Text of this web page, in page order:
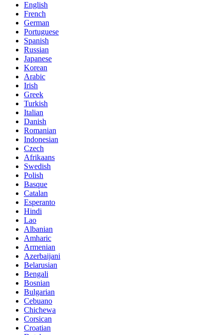
English
French
German
Portuguese
Spanish
Russian
Japanese
Korean
Arabic
Irish
Greek
Turkish
Italian
Danish
Romanian
Indonesian
Czech
Afrikaans
Swedish
Polish
Basque
Catalan
Esperanto
Hindi
Lao
Albanian
Amharic
Armenian
Azerbaijani
Belarusian
Bengali
Bosnian
Bulgarian
Cebuano
Chichewa
Corsican
Croatian